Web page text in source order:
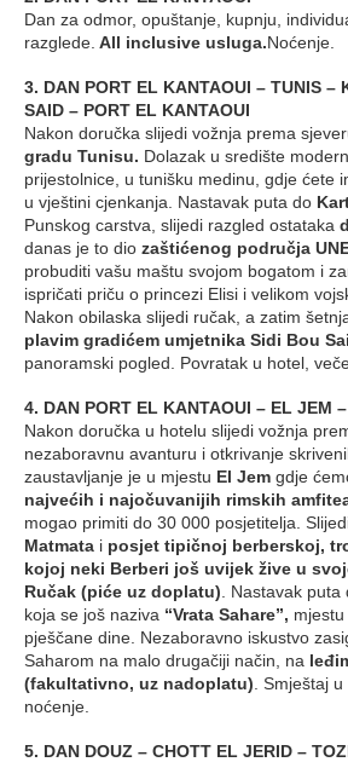
Dan za odmor, opuštanje, kupnju,
razglede. All inclusive usluga.Noćenje.
3. DAN PORT EL KANTAOUI – TUNIS –
SAID – PORT EL KANTAOUI
Nakon doručka slijedi vožnja prema
gradu Tunisu. Dolazak u središte
prijestolnice, u tunišku medinu, gdje ćete
u vještini cjenkanja. Nastavak puta do
Punskog carstva, slijedi razgled ostataka
danas je to dio zaštićenog područja
probuditi vašu maštu svojom bogatom i
ispričati priču o princezi Elisi i velikom
Nakon obilaska slijedi ručak, a zatim
plavim gradićem umjetnika Sidi Bou
panoramski pogled. Povratak u hotel,
4. DAN PORT EL KANTAOUI – EL JEM
Nakon doručka u hotelu slijedi vožnja
nezaboravnu avanturu i otkrivanje
zaustavljanje je u mjestu El Jem gdje
najvećih i najočuvanijih rimskih
mogao primiti do 30 000 posjetitelja.
Matmata i posjet tipičnoj berberskoj,
kojoj neki Berberi još uvijek žive u
Ručak (piće uz doplatu) . Nastavak
koja se još naziva “Vrata Sahare”,
pješčane dine. Nezaboravno iskustvo
Saharom na malo drugačiji način, na
(fakultativno, uz nadoplatu) . Smještaj
noćenje.
5. DAN DOUZ – CHOTT EL JERID –